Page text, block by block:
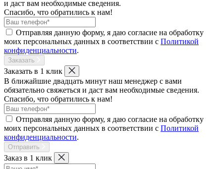
и даст вам необходимые сведения.
Спасибо, что обратились к нам!
Отправляя данную форму, я даю согласие на обработку
моих персональных данных в соответствии с Политикой
конфиденциальности.
Заказать
Заказать в 1 клик
В ближайшие двадцать минут наш менеджер с вами
обязательно свяжеться и даст вам необходимые сведения.
Спасибо, что обратились к нам!
Отправляя данную форму, я даю согласие на обработку
моих персональных данных в соответствии с Политикой
конфиденциальности.
Отправить
Заказ в 1 клик